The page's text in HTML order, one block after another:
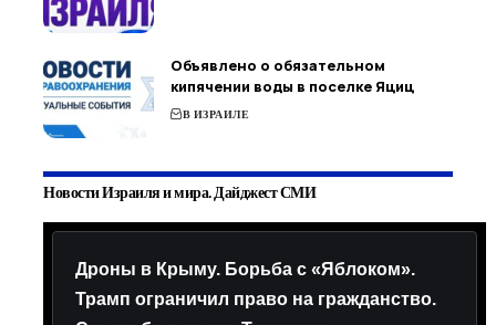
Объявлено о обязательном
кипячении воды в поселке Яциц
В ИЗРАИЛЕ
Новости Израиля и мира. Дайджест СМИ